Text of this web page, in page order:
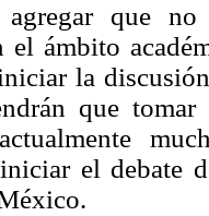
que no
el ámbito
la
que
el debate